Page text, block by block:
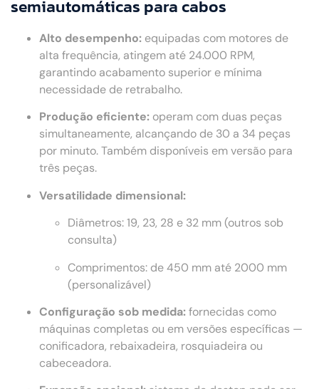
semiautomáticas para cabos
Alto desempenho: equipadas com motores de
alta frequência, atingem até 24.000 RPM,
garantindo acabamento superior e mínima
necessidade de retrabalho.
Produção eficiente: operam com duas peças
simultaneamente, alcançando de 30 a 34 peças
por minuto. Também disponíveis em versão para
três peças.
Versatilidade dimensional:
Diâmetros: 19, 23, 28 e 32 mm (outros sob
consulta)
Comprimentos: de 450 mm até 2000 mm
(personalizável)
Configuração sob medida:fornecidas como
máquinas completas ou em versões específicas —
conificadora, rebaixadeira, rosquiadeira ou
cabeceadora.